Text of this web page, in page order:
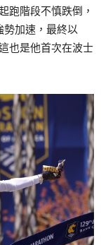
跑階段不慎跌倒，
勢加速，最終以
也是他首次在波士